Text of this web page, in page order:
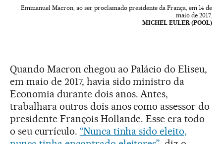
Emmanuel Macron, ao ser proclamado presidente da França, em 14 de
maio de 2017.
MICHEL EULER (POOL)
Quando Macron chegou ao Palácio do Eliseu,
em maio de 2017, havia sido ministro da
Economia durante dois anos. Antes,
trabalhara outros dois anos como assessor do
presidente François Hollande. Esse era todo
o seu currículo. “Nunca tinha sido eleito,